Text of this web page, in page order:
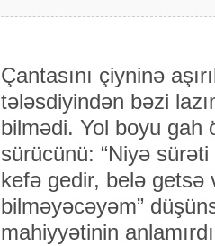
Çantasını çiyninə
tələsdiyindən bəzi
bilmədi. Yol boyu gah
sürücünü: “Niyə
kefə gedir, belə getsə
bilməyəcəyəm”
mahiyyətinin